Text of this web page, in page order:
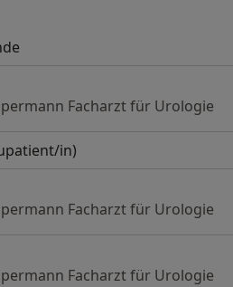
Facharzt für Urologie
in)
Facharzt für Urologie
Facharzt für Urologie